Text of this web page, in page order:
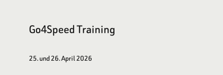
Go4Speed Training
25. und 26. April 2026